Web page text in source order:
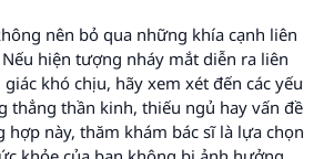
nên bỏ qua những khía cạnh liên
Nếu hiện tượng nháy mắt diễn ra liên
khó chịu, hãy xem xét đến các yếu
thẳng thần kinh, thiếu ngủ hay vấn đề
hợp này, thăm khám bác sĩ là lựa chọn